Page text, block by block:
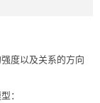
度以及关系的方向
：